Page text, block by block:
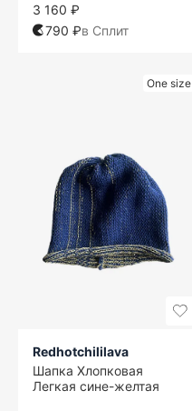
3 160 ₽
790 ₽в Сплит
One size
Redhotchililava
Шапка Хлопковая
Легкая сине-желтая